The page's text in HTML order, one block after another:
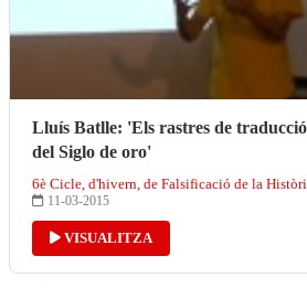
Lluís Batlle: 'Els rastres de
del Siglo de oro'
6è Cicle, d'hivern, de Falsificació de la
11-03-2015
VISUALITZA